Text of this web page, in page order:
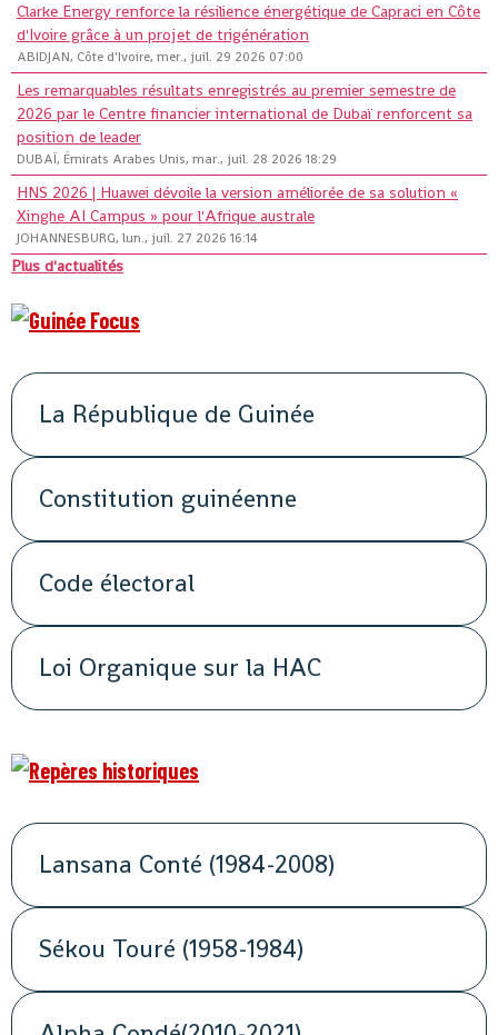
Clarke Energy renforce la résilience énergétique de Capraci en Côte
d'Ivoire grâce à un projet de trigénération
ABIDJAN, Côte d'Ivoire, mer., juil. 29 2026 07:00
Les remarquables résultats enregistrés au premier semestre de
2026 par le Centre financier international de Dubaï renforcent sa
position de leader
DUBAÏ, Émirats Arabes Unis, mar., juil. 28 2026 18:29
HNS 2026 | Huawei dévoile la version améliorée de sa solution «
Xinghe AI Campus » pour l'Afrique australe
JOHANNESBURG, lun., juil. 27 2026 16:14
Plus d'actualités
La République de Guinée
Constitution guinéenne
Code électoral
Loi Organique sur la HAC
Lansana Conté (1984-2008)
Sékou Touré (1958-1984)